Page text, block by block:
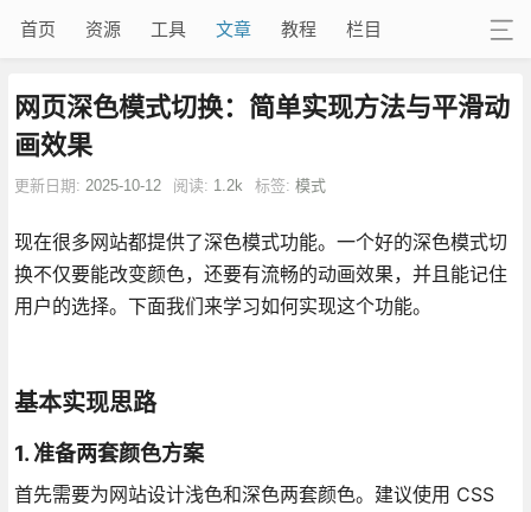
首页 资源 工具 文章 教程 栏目
网页深色模式切换：简单实现方法与平滑动
画效果
更新日期: 2025-10-12 阅读: 1.2k 标签: 模式
现在很多网站都提供了深色模式功能。一个好的深色模式切
换不仅要能改变颜色，还要有流畅的动画效果，并且能记住
用户的选择。下面我们来学习如何实现这个功能。
基本实现思路
1. 准备两套颜色方案
首先需要为网站设计浅色和深色两套颜色。建议使用 CSS